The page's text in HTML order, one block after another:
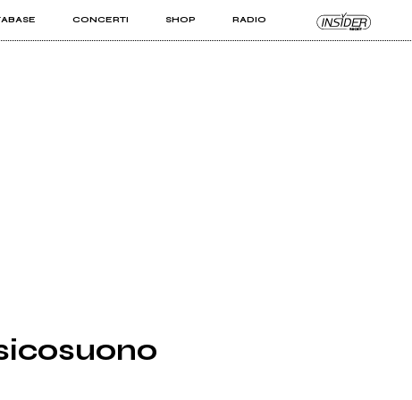
CONCERTI SHOP RADIO
PRO